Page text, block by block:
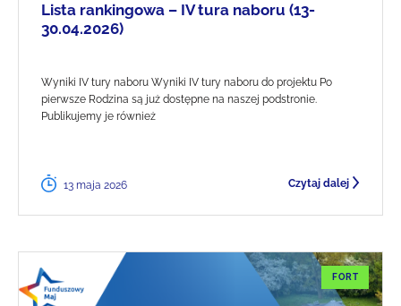
Lista rankingowa – IV tura naboru (13-
30.04.2026)
Wyniki IV tury naboru Wyniki IV tury naboru do projektu Po
pierwsze Rodzina są już dostępne na naszej podstronie.
Publikujemy je również
13 maja 2026 Czytaj dalej
FORT